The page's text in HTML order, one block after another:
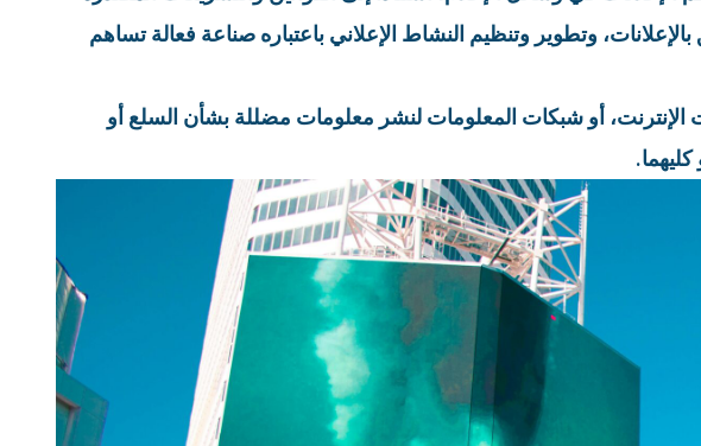
وتطوير وتنظيم النشاط الإعلاني باعتباره صناعة فعالة تساهم
أو شبكات المعلومات لنشر معلومات مضللة بشأن السلع أو